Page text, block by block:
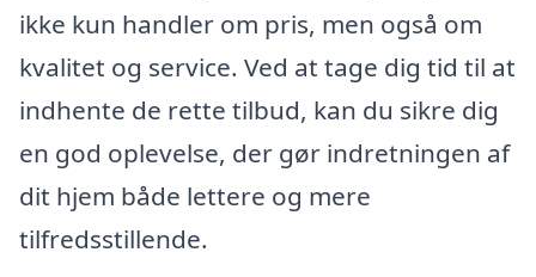
ikke kun handler om pris, men også om
kvalitet og service. Ved at tage dig tid til at
indhente de rette tilbud, kan du sikre dig
en god oplevelse, der gør indretningen af
dit hjem både lettere og mere
tilfredsstillende.